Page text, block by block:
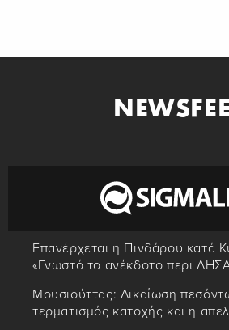
Επανέρχεται η Πινδάρου κατά
«Γνωστό το ανέκδοτο περι
Μουσιούττας: Δικαίωση
τερματισμός κατοχής και η